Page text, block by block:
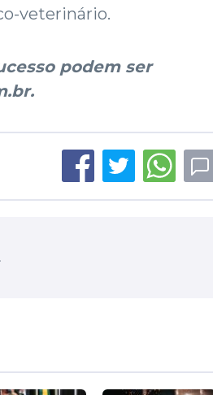
veterinário.
podem ser